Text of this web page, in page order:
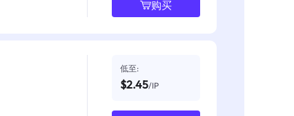
购买
低至:
$2.45/IP